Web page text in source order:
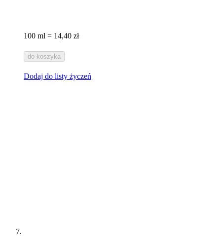
100 ml = 14,40 zł
do koszyka
Dodaj do listy życzeń